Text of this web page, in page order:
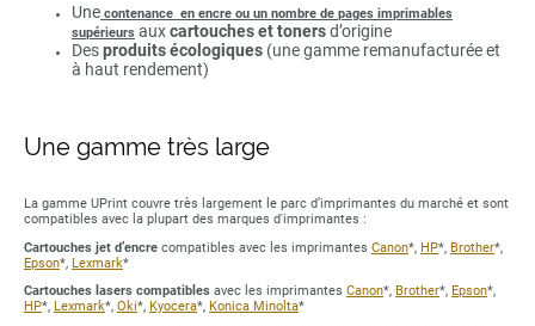
Une contenance en encre ou un nombre de pages imprimables
supérieurs auxcartouches et tonersd’origine
Desproduits écologiques (une gamme remanufacturée et
à haut rendement)
Une gamme très large
La gamme UPrint couvre très largement le parc d’imprimantes du marché et sont
compatibles avec la plupart des marques d'imprimantes :
Cartouches jet d’encre compatibles avec les imprimantes Canon*, HP*, Brother*,
Epson*, Lexmark*
Cartouches lasers compatibles avec les imprimantes Canon*, Brother*, Epson*,
HP*, Lexmark*, Oki*, Kyocera*, Konica Minolta*